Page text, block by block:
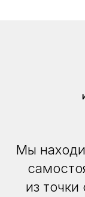
Мы
из точки